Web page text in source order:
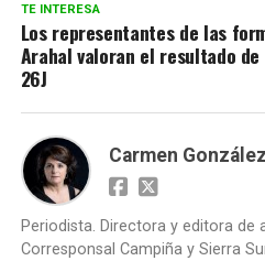
TE INTERESA
Los representantes de las
Arahal valoran el resultado
26J
Carmen González
Periodista. Directora y editora de
Corresponsal Campiña y Sierra